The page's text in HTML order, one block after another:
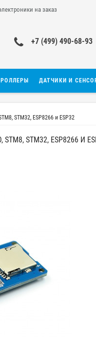
на заказ
+7 (499) 490-68-93
ДАТЧИКИ И
STM32, ESP8266 и ESP32
STM32, ESP8266 И